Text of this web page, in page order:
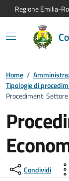
Vai al contenuto
Vai alla navigazione
Vai al piede di
Regione Emilia-
Home /
Tipologie di
Procedimenti
Condividi